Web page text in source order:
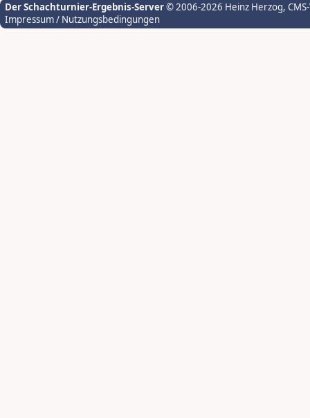
Der Schachturnier-Ergebnis-Server© 2006-2026 Heinz Herzog,
Impressum / Nutzungsbedingungen